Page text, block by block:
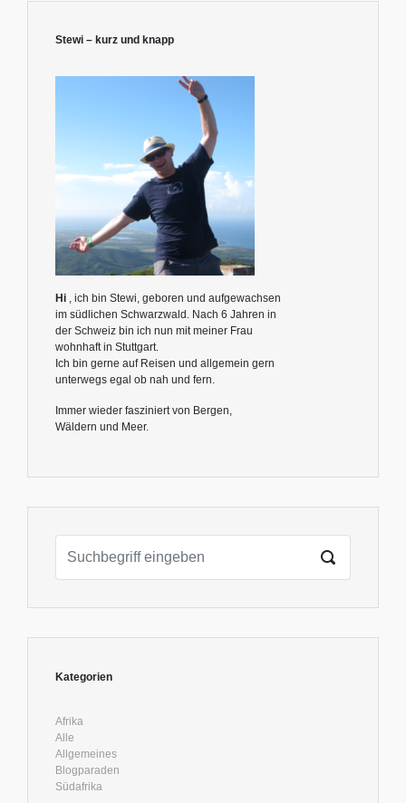
Stewi – kurz und knapp
Hi , ich bin Stewi, geboren und aufgewachsen
im südlichen Schwarzwald. Nach 6 Jahren in
der Schweiz bin ich nun mit meiner Frau
wohnhaft in Stuttgart.
Ich bin gerne auf Reisen und allgemein gern
unterwegs egal ob nah und fern.
Immer wieder fasziniert von Bergen,
Wäldern und Meer.
Kategorien
Afrika
Alle
Allgemeines
Blogparaden
Südafrika